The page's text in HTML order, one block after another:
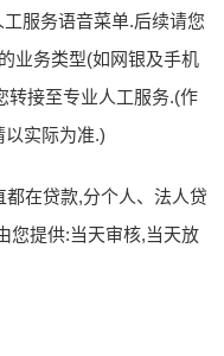
服务语音菜单.后续请您
业务类型(如网银及手机
转接至专业人工服务.(作
以实际为准.)
在贷款,分个人、法人贷
您提供:当天审核,当天放